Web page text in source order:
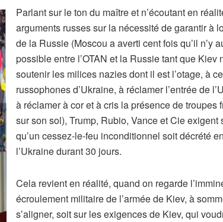
Parlant sur le ton du maître et n’écoutant en
arguments russes sur la nécessité de garantir à
de la Russie (Moscou a averti cent fois qu’il n’y
possible entre l’OTAN et la Russie tant que Kiev
soutenir les milices nazies dont il est l’otage, à
russophones d’Ukraine, à réclamer l’entrée de
à réclamer à cor et à cris la présence de troupes
sur son sol), Trump, Rubio, Vance et Cie exigent
qu’un cessez-le-feu inconditionnel soit décrété
l’Ukraine durant 30 jours.
Cela revient en réalité, quand on regarde
écroulement militaire de l’armée de Kiev, à
s’aligner, soit sur les exigences de Kiev, qui